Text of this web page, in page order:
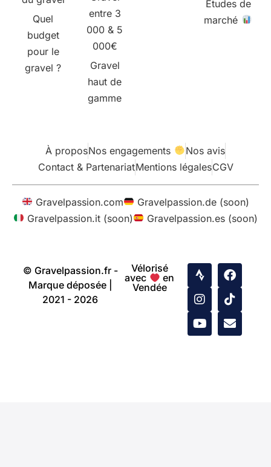
Quel
budget
pour le
gravel ?
entre 3
000 & 5
000€
Gravel
haut de
gamme
Études de
marché
À proposNos engagements
Nos avis
Contact & PartenariatMentions légalesCGV
Gravelpassion.com
Gravelpassion.de (soon)
Gravelpassion.it (soon)
Gravelpassion.es (soon)
© Gravelpassion.fr -
Marque déposée |
2021 - 2026
Vélorisé
avec
en
Vendée